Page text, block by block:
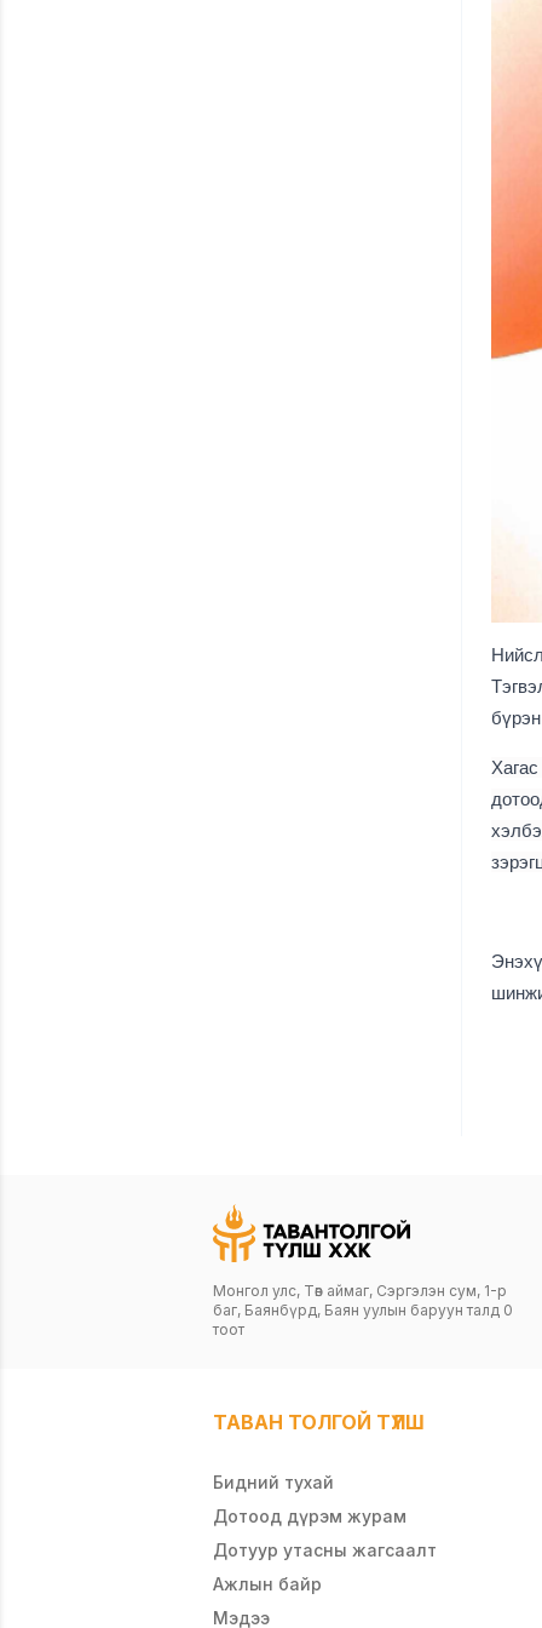
Монгол улс, Төв аймаг, Сэргэлэн сум, 1-р
баг, Баянбүрд, Баян уулын баруун талд 0
тоот
ТАВАН ТОЛГОЙ ТҮЛШ
Бидний тухай
Дотоод дүрэм журам
Дотуур утасны жагсаалт
Ажлын байр
Мэдээ